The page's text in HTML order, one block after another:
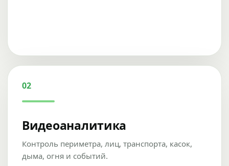
02
Видеоаналитика
Контроль периметра, лиц, транспорта, касок,
дыма, огня и событий.